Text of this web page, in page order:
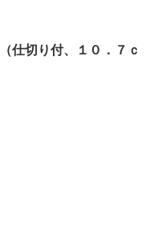
仕切り付、１０．７ｃ